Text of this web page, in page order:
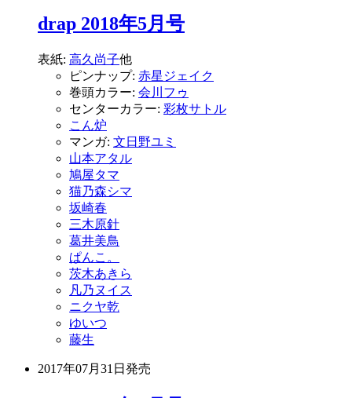
drap 2018年5月号
表紙: 高久尚子他
ピンナップ: 赤星ジェイク
巻頭カラー: 会川フゥ
センターカラー: 彩枚サトル
こん炉
マンガ: 文日野ユミ
山本アタル
鳩屋タマ
猫乃森シマ
坂崎春
三木原針
葛井美鳥
ぱんこ。
茨木あきら
凡乃ヌイス
ニクヤ乾
ゆいつ
藤生
2017年07月31日 発売